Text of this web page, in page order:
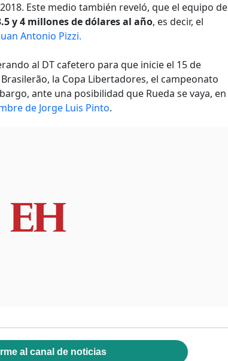
Este medio también reveló, que el equipo de
y 4 millones de dólares al año, es decir, el
Antonio Pizzi.
al DT cafetero para que inicie el 15 de
la Copa Libertadores, el campeonato
ante una posibilidad que Rueda se vaya, en
de Jorge Luis Pinto.
al canal de noticias